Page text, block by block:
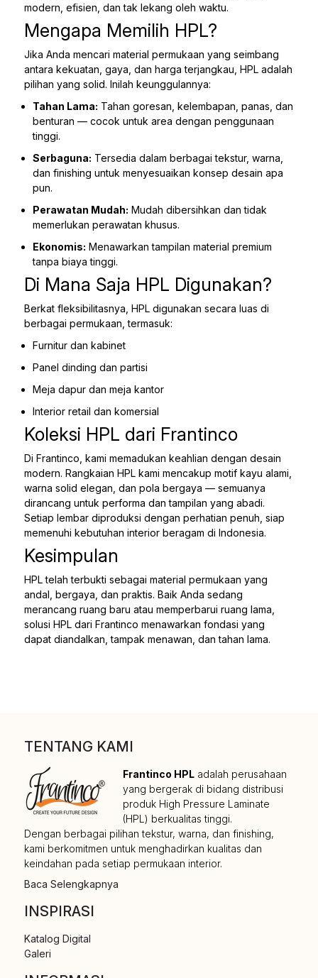
modern, efisien, dan tak lekang oleh waktu.
Mengapa Memilih HPL?
Jika Anda mencari material permukaan yang seimbang
antara kekuatan, gaya, dan harga terjangkau, HPL adalah
pilihan yang solid. Inilah keunggulannya:
Tahan Lama: Tahan goresan, kelembapan, panas, dan
benturan — cocok untuk area dengan penggunaan
tinggi.
Serbaguna: Tersedia dalam berbagai tekstur, warna,
dan finishing untuk menyesuaikan konsep desain apa
pun.
Perawatan Mudah: Mudah dibersihkan dan tidak
memerlukan perawatan khusus.
Ekonomis: Menawarkan tampilan material premium
tanpa biaya tinggi.
Di Mana Saja HPL Digunakan?
Berkat fleksibilitasnya, HPL digunakan secara luas di
berbagai permukaan, termasuk:
Furnitur dan kabinet
Panel dinding dan partisi
Meja dapur dan meja kantor
Interior retail dan komersial
Koleksi HPL dari Frantinco
Di Frantinco, kami memadukan keahlian dengan desain
modern. Rangkaian HPL kami mencakup motif kayu alami,
warna solid elegan, dan pola bergaya — semuanya
dirancang untuk performa dan tampilan yang abadi.
Setiap lembar diproduksi dengan perhatian penuh, siap
memenuhi kebutuhan interior beragam di Indonesia.
Kesimpulan
HPL telah terbukti sebagai material permukaan yang
andal, bergaya, dan praktis. Baik Anda sedang
merancang ruang baru atau memperbarui ruang lama,
solusi HPL dari Frantinco menawarkan fondasi yang
dapat diandalkan, tampak menawan, dan tahan lama.
TENTANG KAMI
Frantinco HPL adalah perusahaan
yang bergerak di bidang distribusi
produk High Pressure Laminate
(HPL) berkualitas tinggi.
Dengan berbagai pilihan tekstur, warna, dan finishing,
kami berkomitmen untuk menghadirkan kualitas dan
keindahan pada setiap permukaan interior.
Baca Selengkapnya
INSPIRASI
Katalog Digital
Galeri